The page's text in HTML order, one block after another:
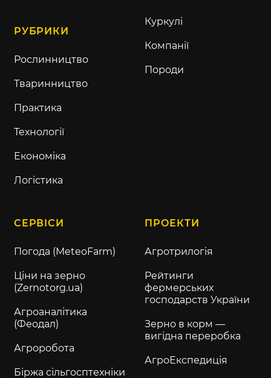
РУБРИКИ
Рослинництво
Тваринництво
Практика
Технології
Економіка
Логістика
Куркулі
Компанії
Породи
СЕРВІСИ
Погода (MeteoFarm)
Ціни на зерно
(Zernotorg.ua)
Агроаналітика
(Феодал)
Агроробота
Біржа сільгосптехніки
ПРОЕКТИ
Агротрилогія
Рейтинги
фермерських
господарств України
Зерно в корм —
вигідна переробка
АгроЕкспедиція